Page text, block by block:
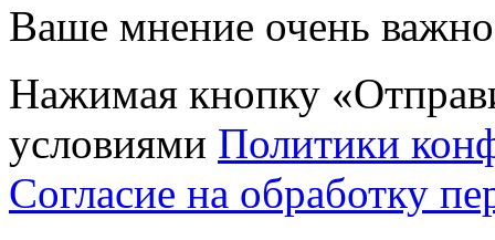
Ваше мнение очень
Нажимая кнопку
условиями Политики
Согласие на обработку